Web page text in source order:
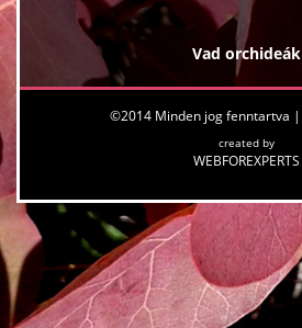
Vad orchideák
©2014 Minden jog fenntartva |
created by
WEBFOREXPERTS